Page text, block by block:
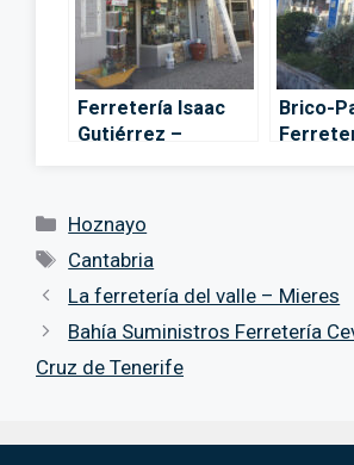
Ferretería Isaac
Gutiérrez –
Brico-
Categorías
Hoznayo
Etiquetas
Cantabria
La ferretería del valle – Mieres
Bahía Suministros Ferretería
Cruz de Tenerife